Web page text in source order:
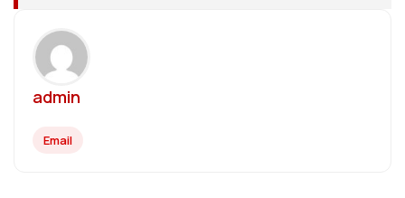
admin
Email